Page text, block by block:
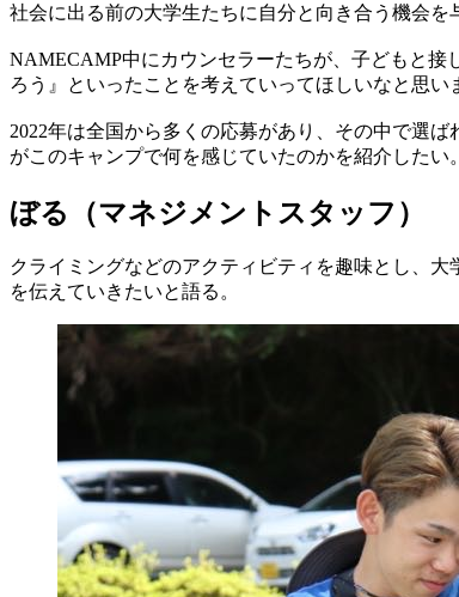
社会に出る前の大学生たちに自分と向き合う機会
NAMECAMP中にカウンセラーたちが、子どもと
ろう』といったことを考えていってほしいなと思い
2022年は全国から多くの応募があり、その中で選
がこのキャンプで何を感じていたのかを紹介したい。
ぼる（マネジメントスタッフ）
クライミングなどのアクティビティを趣味とし、
を伝えていきたいと語る。